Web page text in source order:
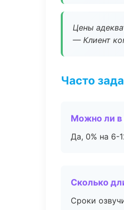
Цены
— Клиент
Часто
Можно ли в
Да, 0% на 6-
Сколько
Сроки